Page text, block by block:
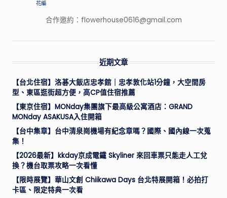
花編
合作邀約： flowerhouse0616@gmail.com
近期文章
【台北住宿】洛碁大飯店忠孝館｜忠孝敦化站1分鐘，大空間房
型、東區逛街超方便，高CP值住宿推薦
【東京住宿】MONday集團旗下最高級公寓酒店：GRAND
MONday ASAKUSA入住開箱
【台中集章】台中清泉崗機場有紀念章嗎？國際、國內線一次蒐
集！
【2026最新】kkday京成電鐵 Skyliner 來回車票只能走人工兌
換？機台取票攻略一次看懂
【限時展覽】華山文創 Chiikawa Days 台北特展開箱！必拍打
卡區、限定特典一次看